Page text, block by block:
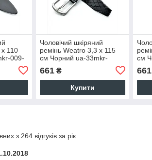
110
009-
Чоловічий шкіряний
ремінь Weatro 3,3 х 115
см Чорний ua-33mkr-
661₴
Купити
см
661
з 264 відгуків за рік